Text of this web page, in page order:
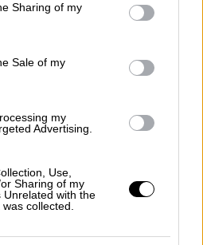
behaviour. You may click to
and its third-party tags to
purposes in below Google
Sharing of my
Sale of my
my
Advertising.
Use,
Sharing of my
Unrelated with the
collected.
το οποίο σημειώθηκε
του Θωμά,
φάσεις.
και χτύπησε
του, η οποία
μώλωπες. Στη συνέχεια,
με τον σύζυγό της που
σπίτι, όπου
αντιπαράθεση με τον
να χτύπησε τον